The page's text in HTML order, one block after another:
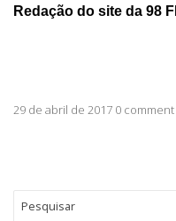
Redação do site da 98
29 de abril de 2017 0 comment